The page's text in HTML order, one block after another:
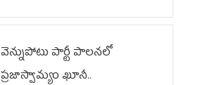
వెన్నుపోటు పార్టీ పాలనలో
ప్రజాస్వామ్యం ఖూనీ..